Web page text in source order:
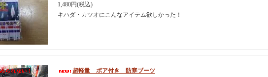
1,480円(税込)
キハダ・カツオにこんなアイテム欲しかった！
超軽量 ボア付き 防寒ブーツ